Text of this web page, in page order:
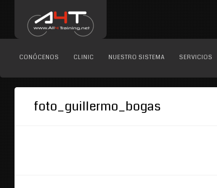
CONÓCENOS CLINIC NUESTRO SISTEMA SERVICIOS
foto_guillermo_bogas